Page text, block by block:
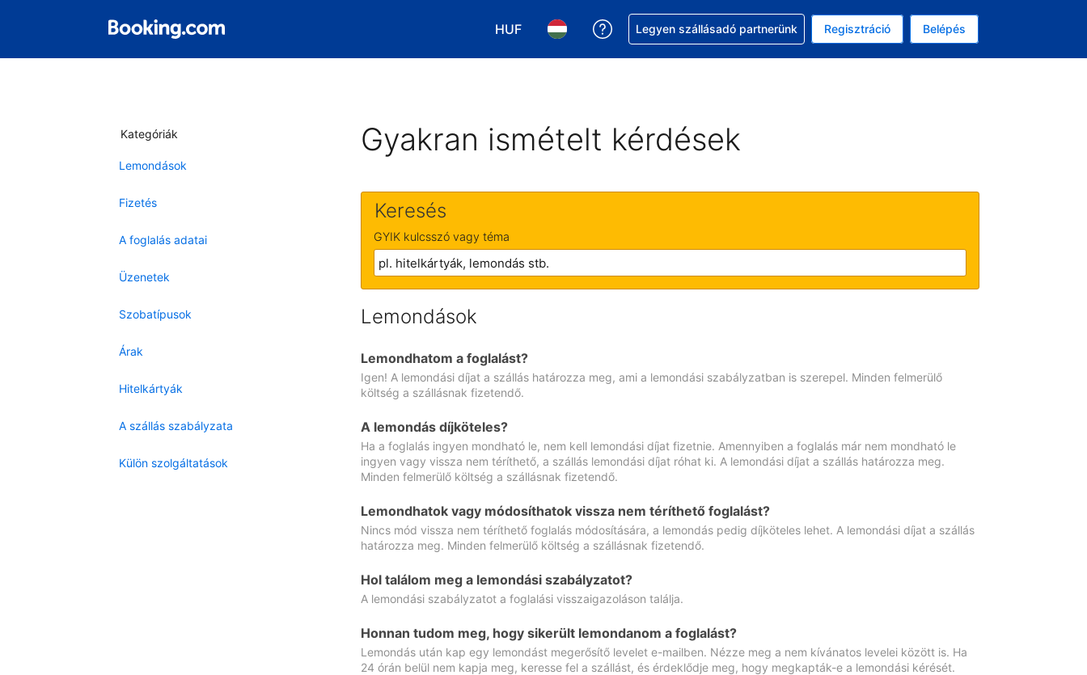
HUF
Válasszon pénznemet. Jelenlegi kiválasztott pénznem: magyar forint
Válasszon nyelvet. Jelenleg kiválasztott nyelv: Magyar
Segítség a foglalással
Legyen szállásadó partnerünk Regisztráció Belépés
Kategóriák
Lemondások
Fizetés
A foglalás adatai
Üzenetek
Szobatípusok
Árak
Hitelkártyák
A szállás szabályzata
Külön szolgáltatások
Gyakran ismételt kérdések
Keresés
GYIK kulcsszó vagy téma
Lemondások
Lemondhatom a foglalást?
Igen! A lemondási díjat a szállás határozza meg, ami a lemondási szabályzatban is szerepel. Minden felmerülő
költség a szállásnak fizetendő.
A lemondás díjköteles?
Ha a foglalás ingyen mondható le, nem kell lemondási díjat fizetnie. Amennyiben a foglalás már nem mondható le
ingyen vagy vissza nem téríthető, a szállás lemondási díjat róhat ki. A lemondási díjat a szállás határozza meg.
Minden felmerülő költség a szállásnak fizetendő.
Lemondhatok vagy módosíthatok vissza nem téríthető foglalást?
Nincs mód vissza nem téríthető foglalás módosítására, a lemondás pedig díjköteles lehet. A lemondási díjat a szállás
határozza meg. Minden felmerülő költség a szállásnak fizetendő.
Hol találom meg a lemondási szabályzatot?
A lemondási szabályzatot a foglalási visszaigazoláson találja.
Honnan tudom meg, hogy sikerült lemondanom a foglalást?
Lemondás után kap egy lemondást megerősítő levelet e-mailben. Nézze meg a nem kívánatos levelei között is. Ha
24 órán belül nem kapja meg, keresse fel a szállást, és érdeklődje meg, hogy megkapták-e a lemondási kérését.